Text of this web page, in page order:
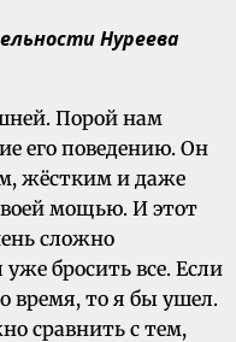
Нуреева
Порой нам
его поведению. Он
жёстким и даже
мощью. И этот
сложно
бросить все. Если
время, то я бы ушел.
сравнить с тем,